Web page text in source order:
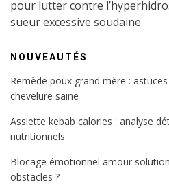
pour lutter contre
sueur excessive soudaine
NOUVEAUTÉS
Remède poux grand mère :
chevelure saine
Assiette kebab calories : analyse
nutritionnels
Blocage émotionnel amour
obstacles ?